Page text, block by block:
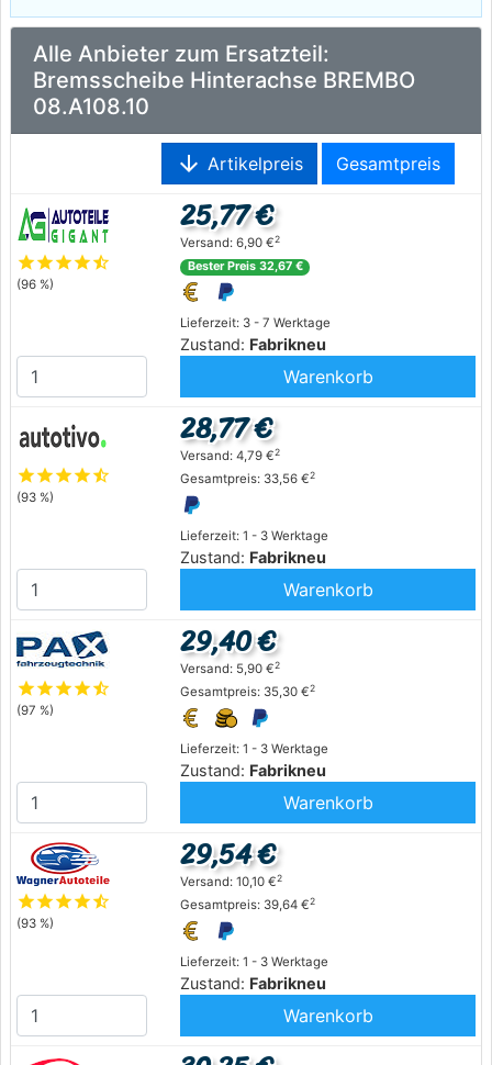
Alle Anbieter zum Ersatzteil:
Bremsscheibe Hinterachse BREMBO
08.A108.10
arrow_downward Artikelpreis Gesamtpreis
starstarstarstarstar_half
(96 %)
Lieferzeit: 3 - 7 Werktage
Zustand: Fabrikneu
25,77 €
Versand: 6,90 €2
Bester Preis 32,67 €
Warenkorb
starstarstarstarstar_half
(93 %)
Lieferzeit: 1 - 3 Werktage
Zustand: Fabrikneu
28,77 €
Versand: 4,79 €2
Gesamtpreis: 33,56 €2
Warenkorb
starstarstarstarstar_half
(97 %)
Lieferzeit: 1 - 3 Werktage
Zustand: Fabrikneu
29,40 €
Versand: 5,90 €2
Gesamtpreis: 35,30 €2
Warenkorb
starstarstarstarstar_half
(93 %)
Lieferzeit: 1 - 3 Werktage
Zustand: Fabrikneu
29,54 €
Versand: 10,10 €2
Gesamtpreis: 39,64 €2
Warenkorb